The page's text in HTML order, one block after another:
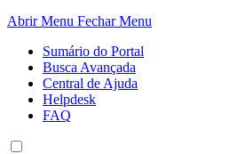
Abrir Menu Fechar Menu
Sumário do Portal
Busca Avançada
Central de Ajuda
Helpdesk
FAQ